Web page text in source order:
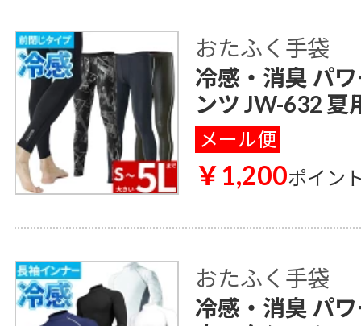
おたふく手袋
冷感・消臭 パ
ンツ JW-632 夏
メール便
￥1,200ポイン
おたふく手袋
冷感・消臭 パ